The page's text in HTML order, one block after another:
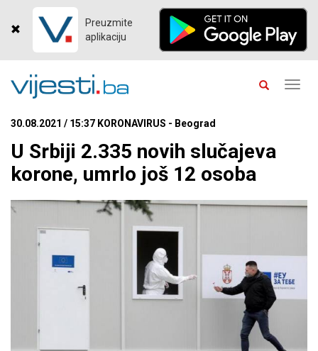
Preuzmite
aplikaciju
30.08.2021 / 15:37 KORONAVIRUS - Beograd
U Srbiji 2.335 novih slučajeva
korone, umrlo još 12 osoba